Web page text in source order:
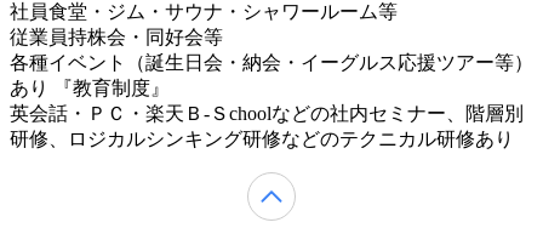
社員食堂・ジム・サウナ・シャワールーム等
従業員持株会・同好会等
各種イベント（誕生日会・納会・イーグルス応援ツアー等）
あり 『教育制度』
英会話・ＰＣ・楽天Ｂ-Ｓchoolなどの社内セミナー、階層別
研修、ロジカルシンキング研修などのテクニカル研修あり